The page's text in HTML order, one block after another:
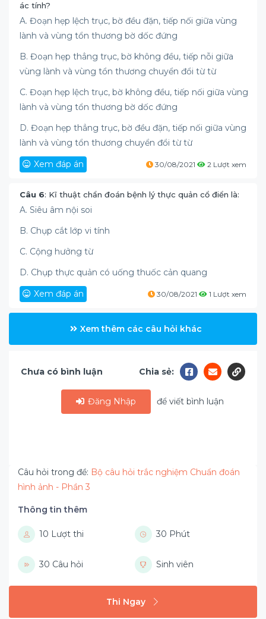
ác tính?
A. Đoạn hẹp lệch trục, bờ đều đặn, tiếp nối giữa vùng
lành và vùng tổn thương bờ dốc đứng
B. Đoạn hẹp thẳng trục, bờ không đều, tiếp nỗi giữa
vùng lành và vùng tổn thương chuyển đổi từ từ
C. Đoạn hẹp lệch trục, bờ không đều, tiếp nối giữa vùng
lành và vùng tổn thương bờ dốc đứng
D. Đoạn hẹp thẳng trục, bờ đều đặn, tiếp nối giữa vùng
lành và vùng tổn thương chuyển đổi từ từ
Xem đáp án
30/08/2021 2 Lượt xem
Câu 6: Kĩ thuật chẩn đoán bệnh lý thực quản cổ điển là:
A. Siêu âm nội soi
B. Chụp cắt lớp vi tính
C. Cộng hưởng từ
D. Chụp thực quản có uống thuốc cản quang
Xem đáp án
30/08/2021 1 Lượt xem
Xem thêm các câu hỏi khác
Chưa có bình luận Chia sẻ:
Đăng Nhập để viết bình luận
Câu hỏi trong đề: Bộ câu hỏi trắc nghiệm Chuẩn đoán
hình ảnh - Phần 3
Thông tin thêm
10 Lượt thi 30 Phút
30 Câu hỏi Sinh viên
Thi Ngay